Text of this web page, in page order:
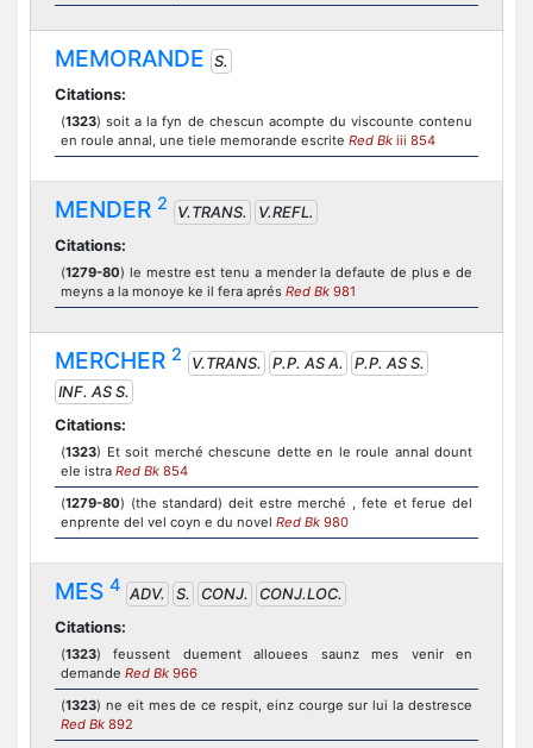
MEMORANDE S.
Citations:
(1323) soit a la fyn de chescun acompte du viscounte contenu
en roule annal, une tiele memorande escrite Red Bk iii 854
MENDER 2 V.TRANS.
V.REFL.
Citations:
(1279-80) le mestre est tenu a mender la defaute de plus e de
meyns a la monoye ke il fera aprés Red Bk 981
MERCHER 2 V.TRANS. P.P. AS A.
P.P. AS S.
INF. AS S.
Citations:
(1323) Et soit merché chescune dette en le roule annal dount
ele istra Red Bk 854
(1279-80) (the standard) deit estre merché , fete et ferue del
enprente del vel coyn e du novel Red Bk 980
MES 4 ADV. S. CONJ.
CONJ.LOC.
Citations:
(1323) feussent duement allouees saunz mes venir en
demande Red Bk 966
(1323) ne eit mes de ce respit, einz courge sur lui la destresce
Red Bk 892